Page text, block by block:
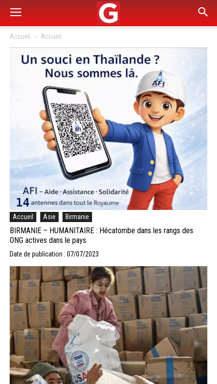
Accueil Accueil
Accueil Asie Birmanie
BIRMANIE – HUMANITAIRE : Hécatombe dans les rangs des
ONG actives dans le pays
Date de publication : 07/07/2023